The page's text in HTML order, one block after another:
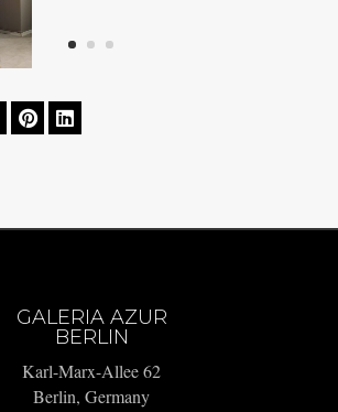
 
GALERIA AZUR
BERLIN
Karl-Marx-Allee 62
Berlin, Germany